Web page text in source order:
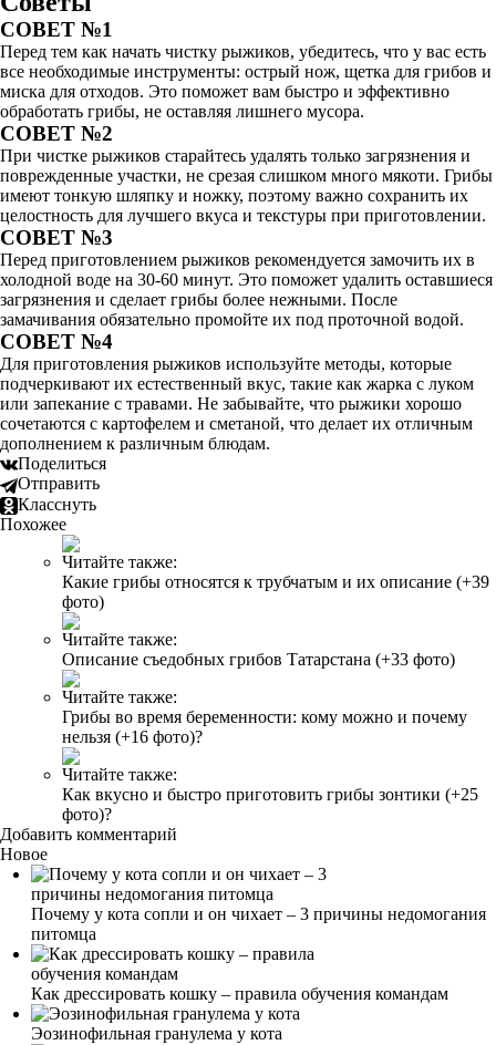
СОВЕТ №1
Перед тем как начать чистку рыжиков, убедитесь, что у вас есть
все необходимые инструменты: острый нож, щетка для грибов и
миска для отходов. Это поможет вам быстро и эффективно
обработать грибы, не оставляя лишнего мусора.
СОВЕТ №2
При чистке рыжиков старайтесь удалять только загрязнения и
поврежденные участки, не срезая слишком много мякоти. Грибы
имеют тонкую шляпку и ножку, поэтому важно сохранить их
целостность для лучшего вкуса и текстуры при приготовлении.
СОВЕТ №3
Перед приготовлением рыжиков рекомендуется замочить их в
холодной воде на 30-60 минут. Это поможет удалить оставшиеся
загрязнения и сделает грибы более нежными. После
замачивания обязательно промойте их под проточной водой.
СОВЕТ №4
Для приготовления рыжиков используйте методы, которые
подчеркивают их естественный вкус, такие как жарка с луком
или запекание с травами. Не забывайте, что рыжики хорошо
сочетаются с картофелем и сметаной, что делает их отличным
дополнением к различным блюдам.
Поделиться
Отправить
Класснуть
Похожее
Читайте также:
Какие грибы относятся к трубчатым и их описание (+39
фото)
Читайте также:
Описание съедобных грибов Татарстана (+33 фото)
Читайте также:
Грибы во время беременности: кому можно и почему
нельзя (+16 фото)?
Читайте также:
Как вкусно и быстро приготовить грибы зонтики (+25
фото)?
Добавить комментарий
Новое
Почему у кота сопли и он чихает – 3 причины недомогания
питомца
Как дрессировать кошку – правила обучения командам
Эозинофильная гранулема у кота